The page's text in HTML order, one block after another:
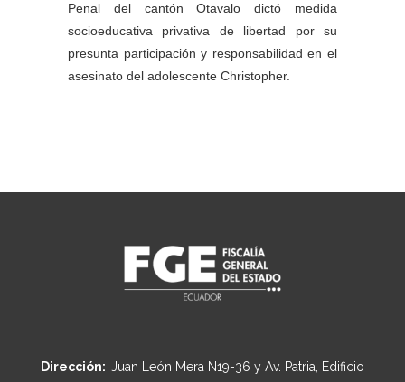
Penal del cantón Otavalo dictó medida
socioeducativa privativa de libertad por su
presunta participación y responsabilidad en el
asesinato del adolescente Christopher.
Dirección: Juan León Mera N19-36 y Av. Patria, Edificio